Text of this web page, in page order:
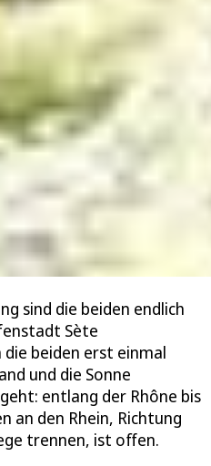
sind die beiden endlich
Sète
beiden erst einmal
und die Sonne
entlang der Rhône bis
an den Rhein, Richtung
trennen, ist offen.